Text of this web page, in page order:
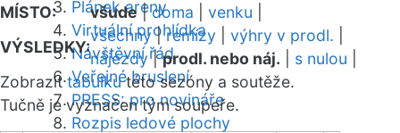
Plánek areny
Virtuální prohlídka
Návštěvní řád
Veřejné bruslení
PRESS: pro novináře
Rozpis ledové plochy
MÍSTO:
všude|doma venku
VÝSLEDKY:
všechny|remízy výhry v prodl.
nájezdy|prodl. nebo náj. s nulou
Zobrazittabulkutéto sezóny a soutěže.
Tučně je vyznačen tým soupeře.